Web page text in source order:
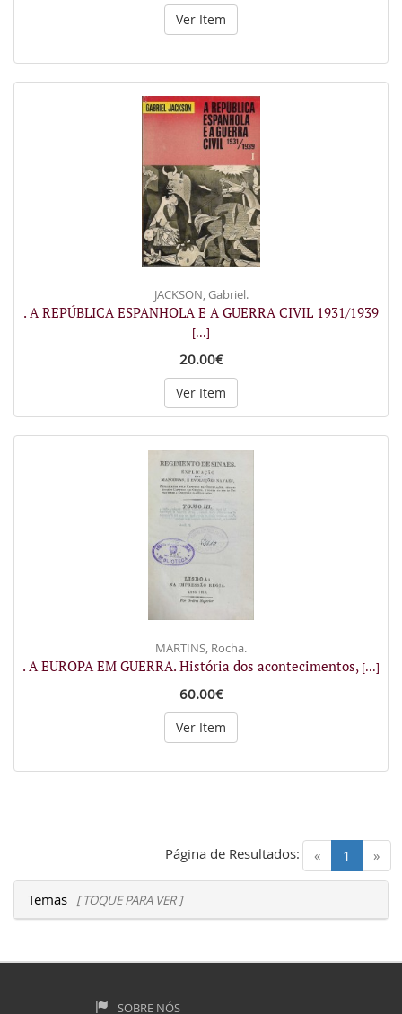
Ver Item
JACKSON, Gabriel.
. A REPÚBLICA ESPANHOLA E A GUERRA CIVIL 1931/1939
[...]
20.00€
Ver Item
MARTINS, Rocha.
. A EUROPA EM GUERRA. História dos acontecimentos, [...]
60.00€
Ver Item
« 1 (current)
»
Página de Resultados:
Temas [ TOQUE PARA VER ]
SOBRE NÓS